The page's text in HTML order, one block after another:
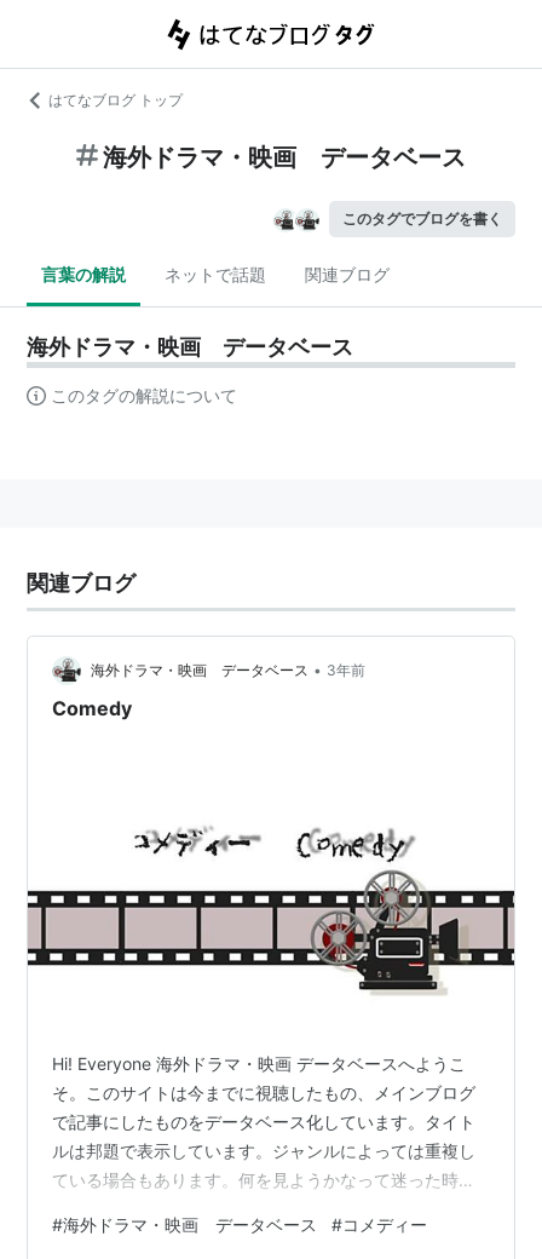
はてなブログ トップ
海外ドラマ・映画 データベース
このタグでブログを書く
言葉の解説 ネットで話題 関連ブログ
海外ドラマ・映画 データベース
このタグの解説について
関連ブログ
海外ドラマ・映画 データベース • 3年前
Comedy
Hi! Everyone 海外ドラマ・映画 データベースへようこ
そ。このサイトは今までに視聴したもの、メインブログ
で記事にしたものをデータベース化しています。タイト
ルは邦題で表示しています。ジャンルによっては重複し
ている場合もあります。何を見ようかなって迷った時に
了している場合もあります。ご了承ください。
#海外ドラマ・映画 データベース #コメディー